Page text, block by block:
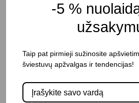
-5 %
Taip pat pirmieji sužinosite
šviestuvų apžvalgas ir tendencijas!